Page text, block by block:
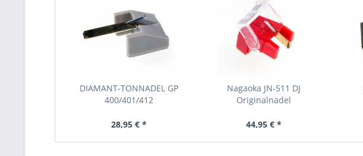
DIAMANT-TONNADEL GP
400/401/412
28,95 € *
Nagaoka JN-511 DJ
Originalnadel
44,95 € *